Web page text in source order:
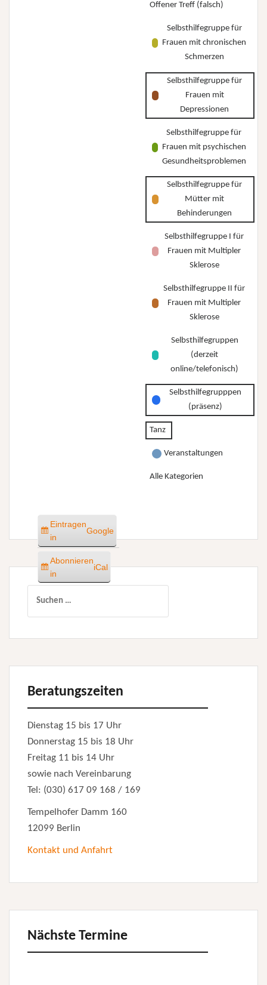
Offener Treff (falsch)
Selbsthilfegruppe für
Frauen mit chronischen
Schmerzen
Selbsthilfegruppe für
Frauen mit
Depressionen
Selbsthilfegruppe für
Frauen mit psychischen
Gesundheitsproblemen
Selbsthilfegruppe für
Mütter mit
Behinderungen
Selbsthilfegruppe I für
Frauen mit Multipler
Sklerose
Selbsthilfegruppe II für
Frauen mit Multipler
Sklerose
Selbsthilfegruppen
(derzeit
online/telefonisch)
Selbsthilfegrupppen
(präsenz)
Tanz
Veranstaltungen
Alle Kategorien
Eintragen
in
Google
Abonnieren
in
iCal
Beratungszeiten
Dienstag 15 bis 17 Uhr
Donnerstag 15 bis 18 Uhr
Freitag 11 bis 14 Uhr
sowie nach Vereinbarung
Tel: (030) 617 09 168 / 169
Tempelhofer Damm 160
12099 Berlin
Kontakt und Anfahrt
Nächste Termine